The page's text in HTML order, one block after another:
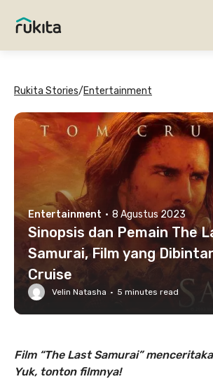
Rukita Stories/Entertainment
Entertainment · 8 Agustus 2023
Sinopsis dan Pemain The
Samurai, Film yang
Cruise
Velin Natasha · 5 minutes read
Film “The Last Samurai”
Yuk, tonton filmnya!